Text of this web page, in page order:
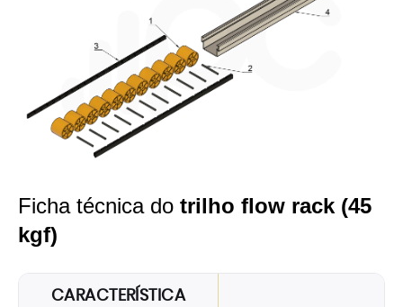
Ficha técnica do trilho flow rack (45
kgf)
CARACTERÍSTICA